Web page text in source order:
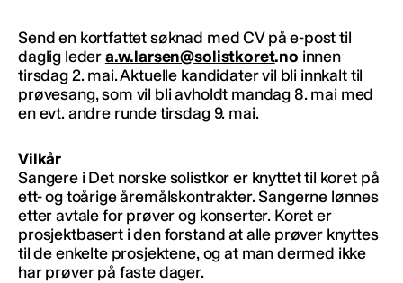
Send en kortfattet søknad med CV på e-post til
daglig ledera.w.larsen@solistkoret.no innen
tirsdag 2. mai. Aktuelle kandidater vil bli innkalt til
prøvesang, som vil bli avholdt mandag 8. mai med
en evt. andre runde tirsdag 9. mai.
Vilkår
Sangere i Det norske solistkor er knyttet til koret på
ett- og toårige åremålskontrakter. Sangerne lønnes
etter avtale for prøver og konserter. Koret er
prosjektbasert i den forstand at alle prøver knyttes
til de enkelte prosjektene, og at man dermed ikke
har prøver på faste dager.